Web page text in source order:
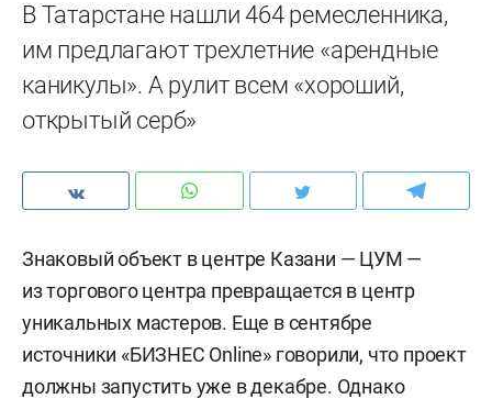
В Татарстане нашли 464 ремесленника,
им предлагают трехлетние «арендные
каникулы». А рулит всем «хороший,
открытый серб»
Знаковый объект в центре Казани — ЦУМ —
из торгового центра превращается в центр
уникальных мастеров. Еще в сентябре
источники «БИЗНЕС Online» говорили, что проект
должны запустить уже в декабре. Однако